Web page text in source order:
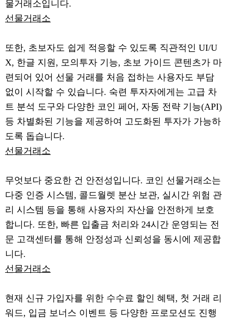
물거래소입니다.
선물거래소
또한, 초보자도 쉽게 적응할 수 있도록 직관적인 UI/U
X, 한글 지원, 모의투자 기능, 초보 가이드 콘텐츠가 마
련되어 있어 선물 거래를 처음 접하는 사용자도 부담
없이 시작할 수 있습니다. 숙련 투자자에게는 고급 차
트 분석 도구와 다양한 코인 페어, 자동 전략 기능(API)
등 차별화된 기능을 제공하여 고도화된 투자가 가능하
도록 돕습니다.
선물거래소
무엇보다 중요한 건 안전성입니다. 코인 선물거래소는
다중 인증 시스템, 콜드월렛 분산 보관, 실시간 위험 관
리 시스템 등을 통해 사용자의 자산을 안전하게 보호
합니다. 또한, 빠른 입출금 처리와 24시간 운영되는 전
문 고객센터를 통해 안정성과 신뢰성을 동시에 제공합
니다.
선물거래소
현재 신규 가입자를 위한 수수료 할인 혜택, 첫 거래 리
워드, 입금 보너스 이벤트 등 다양한 프로모션도 진행